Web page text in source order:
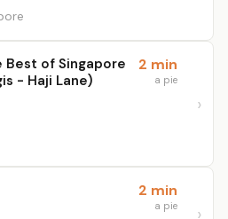
Best of Singapore
- Haji Lane)
2 min
a pie
2 min
a pie